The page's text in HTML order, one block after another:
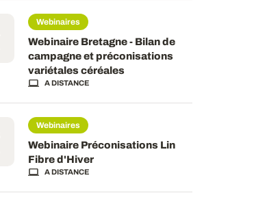
Webinaires
Webinaire Bretagne - Bilan de
campagne et préconisations
variétales céréales
A DISTANCE
Webinaires
Webinaire Préconisations Lin
Fibre d'Hiver
A DISTANCE